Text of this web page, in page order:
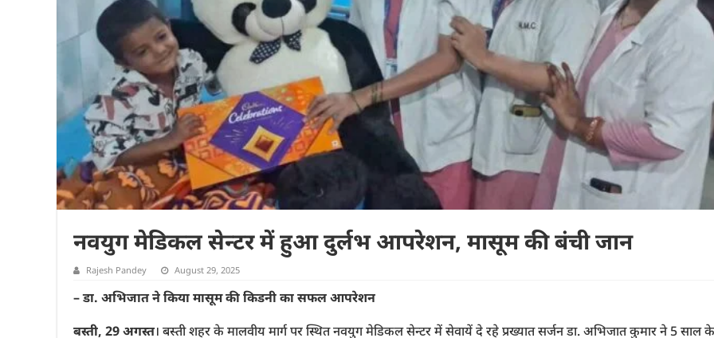
नवयुग मेडिकल सेन्टर में हुआ दुर्लभ आपरेशन, मासूम की बंची जान
Rajesh Pandey August 29, 2025
– डा. अभिजात ने किया मासूम की किडनी का सफल आपरेशन
बस्ती, 29 अगस्त। बस्ती शहर के मालवीय मार्ग पर स्थित नवयुग मेडिकल सेन्टर में सेवायें दे रहे प्रख्यात सर्जन डा. अभिजात कुमार ने 5 साल के